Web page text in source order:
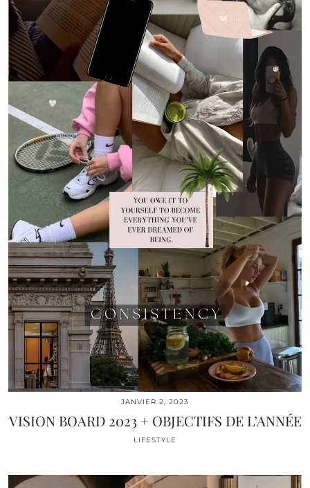
JANVIER 2, 2023
VISION BOARD 2023 + OBJECTIFS DE L’ANNÉE
LIFESTYLE